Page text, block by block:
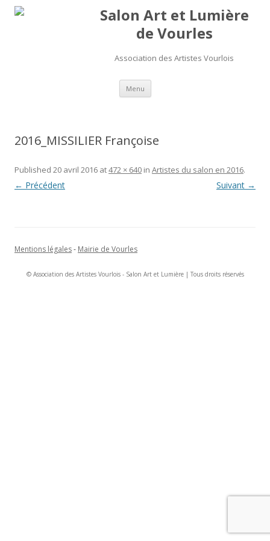
Salon Art et Lumière
de Vourles
Association des Artistes Vourlois
Menu Aller au contenu
2016_MISSILIER Françoise
Published 20 avril 2016 at472 × 640 in Artistes du salon en 2016.
← Précédent Suivant →
Mentions légales- Mairie de Vourles
© Association des Artistes Vourlois - Salon Art et Lumière | Tous droits réservés